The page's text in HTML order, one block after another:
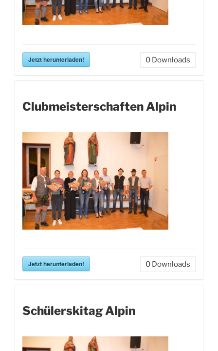
Jetzt herunterladen! 0 Downloads
Clubmeisterschaften Alpin
Jetzt herunterladen! 0 Downloads
Schülerskitag Alpin